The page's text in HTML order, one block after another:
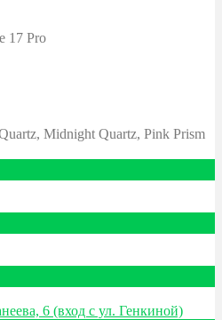
17 Pro
Midnight Quartz, Pink Prism
6 (вход с ул. Генкиной)